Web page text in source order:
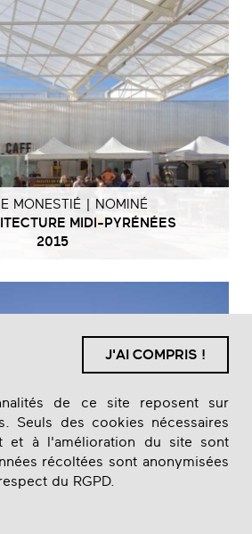
MONESTIÉ | NOMINÉ
MIDI-PYRÉNÉES
2015
J'AI COMPRIS !
de ce site reposent sur
Seuls des cookies nécessaires
et à l'amélioration du site sont
récoltées sont anonymisées
du RGPD.